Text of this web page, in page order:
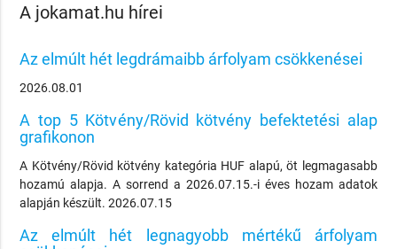
A jokamat.hu hírei
Az elmúlt hét legdrámaibb árfolyam csökkenései
2026.08.01
A top 5 Kötvény/Rövid kötvény befektetési alap
grafikonon
A Kötvény/Rövid kötvény kategória HUF alapú, öt legmagasabb
hozamú alapja. A sorrend a 2026.07.15.-i éves hozam adatok
alapján készült. 2026.07.15
Az elmúlt hét legnagyobb mértékű árfolyam